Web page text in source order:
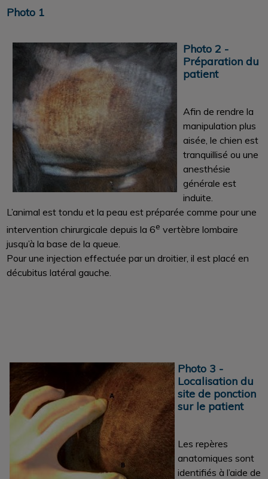
Photo 1
Photo 2 -
Préparation du
patient
Afin de rendre la
manipulation plus
aisée, le chien est
tranquillisé ou une
anesthésie
générale est
induite.
L’animal est tondu et la peau est préparée comme pour une
intervention chirurgicale depuis la 6e vertèbre lombaire
jusqu’à la base de la queue.
Pour une injection effectuée par un droitier, il est placé en
décubitus latéral gauche.
Photo 3 -
Localisation du
site de ponction
sur le patient
Les repères
anatomiques sont
identifiés à l’aide de